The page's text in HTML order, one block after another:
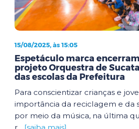
15/08/2025, às 15:05
Espetáculo marca
projeto Orquestra de
das escolas da Prefeitura
Para conscientizar crianças e
importância da reciclagem e da
por meio da música, na última
r... [saiba mais]